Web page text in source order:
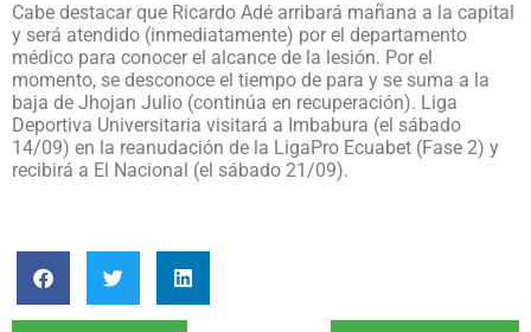
Cabe destacar que Ricardo Adé arribará mañana a la capital
y será atendido (inmediatamente) por el departamento
médico para conocer el alcance de la lesión. Por el
momento, se desconoce el tiempo de para y se suma a la
baja de Jhojan Julio (continúa en recuperación). Liga
Deportiva Universitaria visitará a Imbabura (el sábado
14/09) en la reanudación de la LigaPro Ecuabet (Fase 2) y
recibirá a El Nacional (el sábado 21/09).